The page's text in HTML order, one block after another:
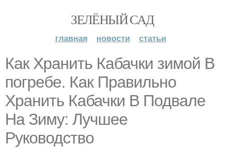
ЗЕЛЁНЫЙ САД
главная новости статьи
Как Хранить Кабачки зимой В
погребе. Как Правильно
Хранить Кабачки В Подвале
На Зиму: Лучшее
Руководство